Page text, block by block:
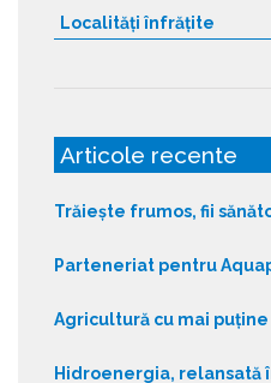
Localități înfrățite
Articole recente
Trăiește frumos, fii
Parteneriat pentru
Agricultură cu mai
Hidroenergia, relansată